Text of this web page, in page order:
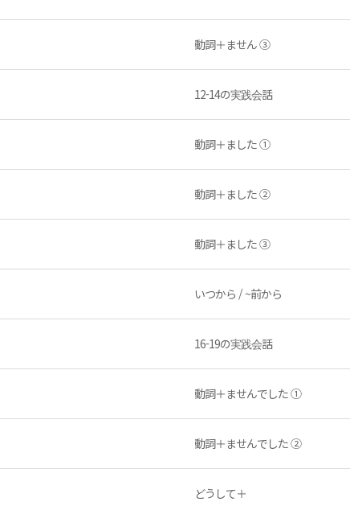
動詞＋ません ③
12-14の実践会話
動詞＋ました ①
動詞＋ました ②
動詞＋ました ③
いつから / ~前から
16-19の実践会話
動詞＋ませんでした ①
動詞＋ませんでした ②
どうして＋